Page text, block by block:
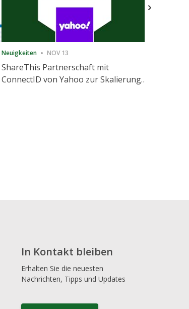
Neuigkeiten NOV 13
ShareThis Partnerschaft mit
ConnectID von Yahoo zur Skalierung
In Kontakt bleiben
Erhalten Sie die neuesten
Nachrichten, Tipps und Updates